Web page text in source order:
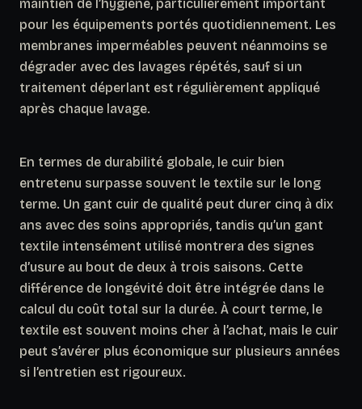
maintien de l’hygiène, particulièrement important
pour les équipements portés quotidiennement. Les
membranes imperméables peuvent néanmoins se
dégrader avec des lavages répétés, sauf si un
traitement déperlant est régulièrement appliqué
après chaque lavage.
En termes de durabilité globale, le cuir bien
entretenu surpasse souvent le textile sur le long
terme. Un gant cuir de qualité peut durer cinq à dix
ans avec des soins appropriés, tandis qu’un gant
textile intensément utilisé montrera des signes
d’usure au bout de deux à trois saisons. Cette
différence de longévité doit être intégrée dans le
calcul du coût total sur la durée. À court terme, le
textile est souvent moins cher à l’achat, mais le cuir
peut s’avérer plus économique sur plusieurs années
si l’entretien est rigoureux.